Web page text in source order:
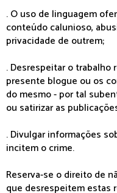
. O uso de linguagem
conteúdo calunioso,
privacidade de outrem;
. Desrespeitar o trabalho
presente blogue ou os
do mesmo - por tal
ou satirizar as
. Divulgar informações
incitem o crime.
Reserva-se o direito de
que desrespeitem estas